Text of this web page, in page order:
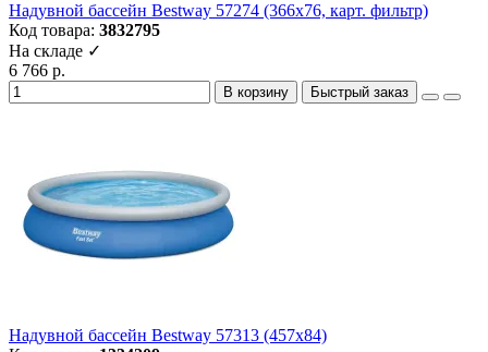
Надувной бассейн Bestway 57274 (366х76, карт. фильтр)
Код товара: 3832795
На складе ✓
6 766 р.
В корзину Быстрый заказ
Надувной бассейн Bestway 57313 (457х84)